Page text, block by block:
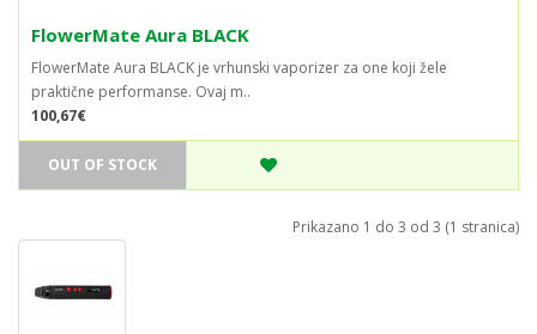
FlowerMate Aura BLACK
FlowerMate Aura BLACK je vrhunski vaporizer za one koji žele
praktične performanse. Ovaj m..
100,67€
OUT OF STOCK
Prikazano 1 do 3 od 3 (1 stranica)